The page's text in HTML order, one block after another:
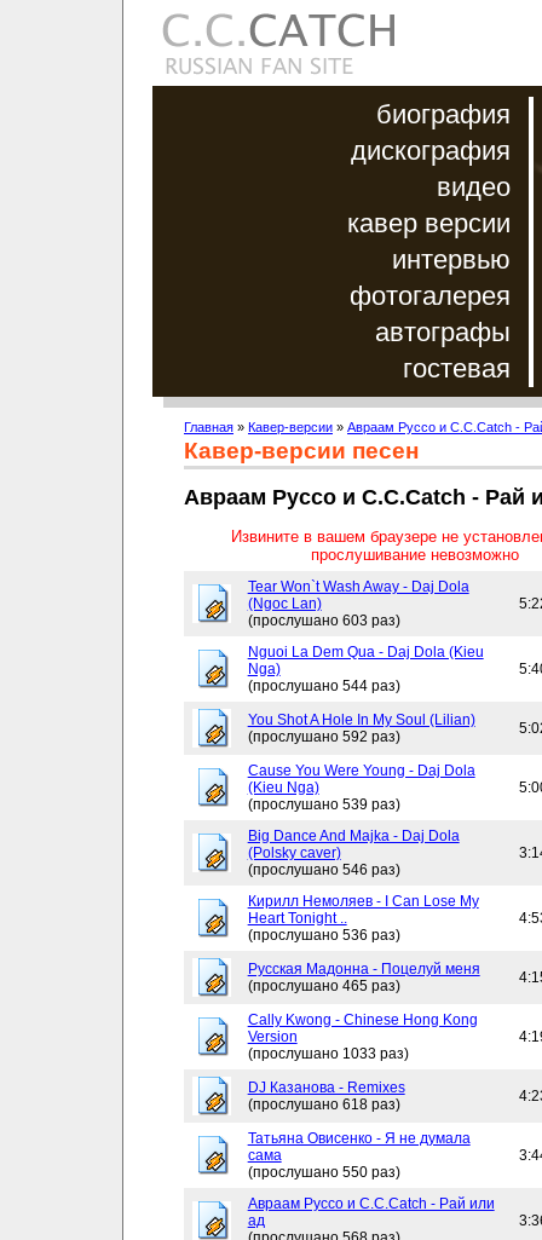
биография
дискография
видео
кавер версии
интервью
фотогалерея
автографы
гостевая
Главная » Кавер-версии » Авраам Руссо и C.C.Catch -
Кавер-версии песен
Авраам Руссо и C.C.Catch - Рай
Извините в вашем браузере не
прослушивание невозможно
Tear Won`t Wash Away - Daj Dola
(Ngoc Lan)
(прослушано 603 раз)
Nguoi La Dem Qua - Daj Dola (Kieu
Nga)
(прослушано 544 раз)
You Shot A Hole In My Soul (Lilian)
(прослушано 592 раз)
Cause You Were Young - Daj Dola
(Kieu Nga)
(прослушано 539 раз)
Big Dance And Majka - Daj Dola
(Polsky caver)
(прослушано 546 раз)
Кирилл Немоляев - I Can Lose My
Heart Tonight ..
(прослушано 536 раз)
Русская Мадонна - Поцелуй меня
(прослушано 465 раз)
Cally Kwong - Chinese Hong Kong
Version
(прослушано 1033 раз)
DJ Казанова - Remixes
(прослушано 618 раз)
Татьяна Овисенко - Я не думала
сама
(прослушано 550 раз)
Авраам Руссо и C.C.Catch - Рай или
ад